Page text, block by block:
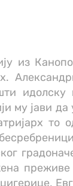
из
идолску
му јави да
то